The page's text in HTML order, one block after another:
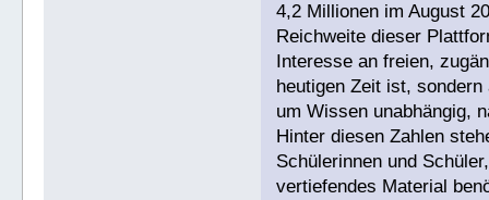
4,2 Millionen im August
Reichweite dieser
Interesse an freien,
heutigen Zeit ist,
um Wissen unabhängig,
Hinter diesen Zahlen
Schülerinnen und
vertiefendes Material